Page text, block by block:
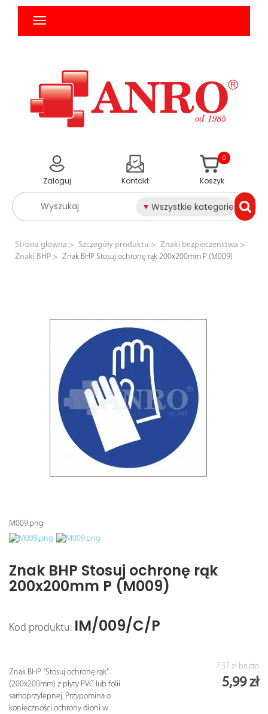
Wszystkie kategorie
Zaloguj Kontakt Koszyk
0
Strona główna Szczegóły produktu
Znaki bezpieczeństwa
Znaki BHP
Znak BHP Stosuj ochronę rąk 200x200mm P (M009)
M009.png
Znak BHP Stosuj ochronę rąk
200x200mm P (M009)
Kod produktu: IM/009/C/P
Znak BHP "Stosuj ochronę rąk"
(200x200mm) z płyty PVC lub folii
samoprzylepnej. Przypomina o
konieczności ochrony dłoni w
7,37 zł brutto
5,99 zł